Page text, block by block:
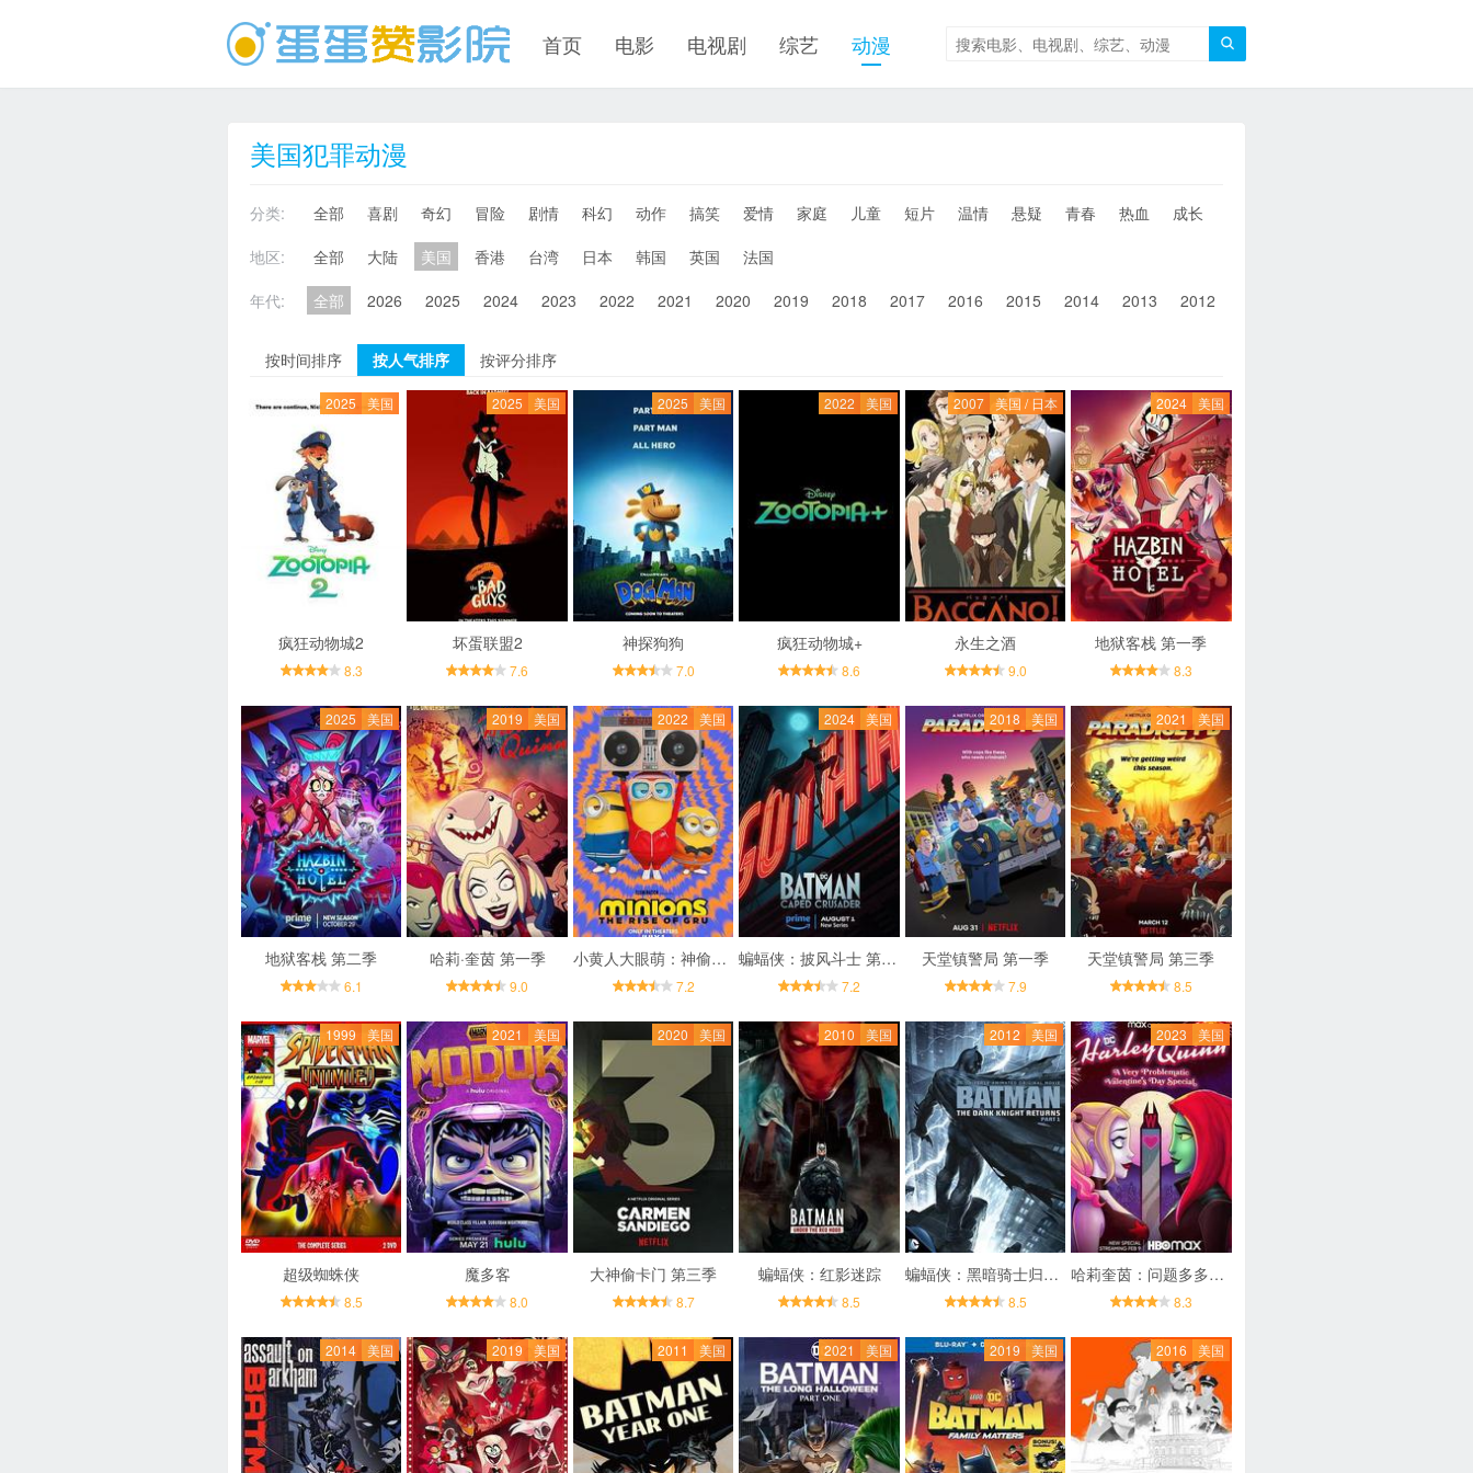

首页 电影 电视剧 综艺 动漫
美国犯罪动漫
分类: 全部 喜剧 奇幻 冒险 剧情 科幻 动作 搞笑 爱情 家庭 儿童 短片 温情 悬疑 青春 热血 成长
地区:
全部 大陆 美国 香港 台湾 日本 韩国 英国
法国
年代:
全部 2026 2025 2024 2023 2022 2021 2020 2019 2018 2017 2016 2015 2014 2013 2012
按时间排序 按人气排序 按评分排序
2025 美国
疯狂动物城2
8.3
2025 美国
坏蛋联盟2
7.6
2025 美国
神探狗狗
7.0
2022 美国
疯狂动物城+
8.6
2007 美国 / 日本
永生之酒
9.0
2024 美国
地狱客栈 第一季
8.3
2025 美国
地狱客栈 第二季
6.1
2019 美国
哈莉·奎茵 第一季
9.0
2022 美国
小黄人大眼萌：神偷奶爸前传
7.2
2024 美国
蝙蝠侠：披风斗士 第一季
7.2
2018 美国
天堂镇警局 第一季
7.9
2021 美国
天堂镇警局 第三季
8.5
1999 美国
超级蜘蛛侠
8.5
2021 美国
魔多客
8.0
2020 美国
大神偷卡门 第三季
8.7
2010 美国
蝙蝠侠：红影迷踪
8.5
2012 美国
蝙蝠侠：黑暗骑士归来(上)
8.5
2023 美国
哈莉奎茵：问题多多的情人节特集
8.3
2014 美国 2019 美国 2011 美国 2021 美国 2019 美国 2016 美国